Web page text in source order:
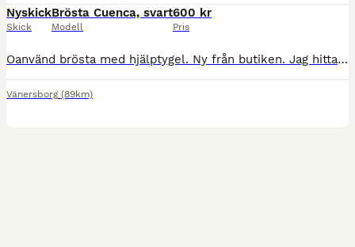
Nyskick
Skick
Brösta Cuenca, svart
Modell
600 kr
Pris
Oanvänd brösta med hjälptygel. Ny från butiken. Jag hittade en annan som passade bra och denna blev över. Svart läder med mässingsfärgade spännen. Nypris 895:-
Vänersborg (89km)